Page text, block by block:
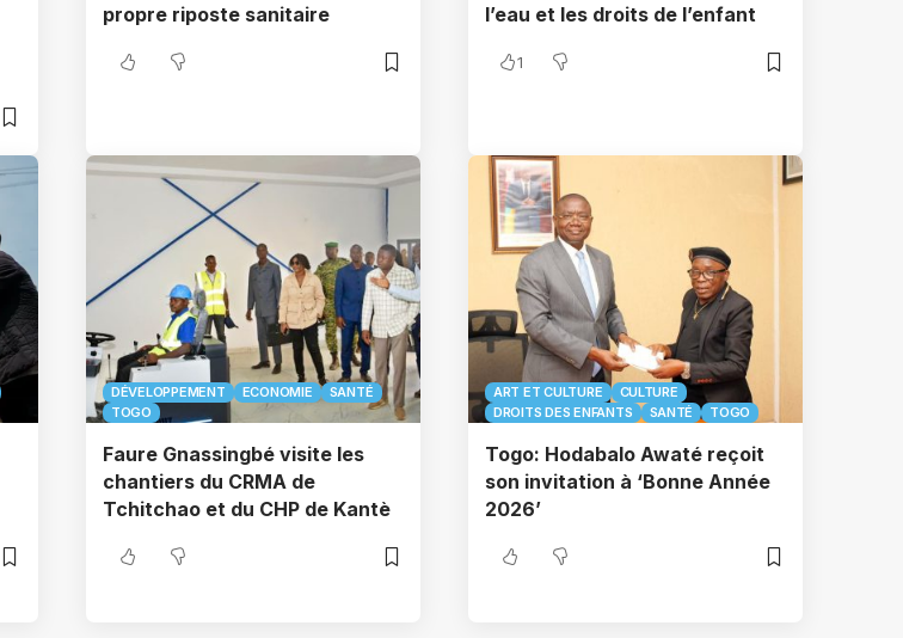
propre riposte sanitaire
l’eau et les droits de l’enfant
1
DÉVELOPPEMENT ECONOMIE
SANTÉ
TOGO
Faure Gnassingbé visite les
chantiers du CRMA de
Tchitchao et du CHP de Kantè
ART ET CULTURE
CULTURE
DROITS DES ENFANTS
SANTÉ TOGO
Togo: Hodabalo Awaté reçoit
son invitation à ‘Bonne Année
2026’